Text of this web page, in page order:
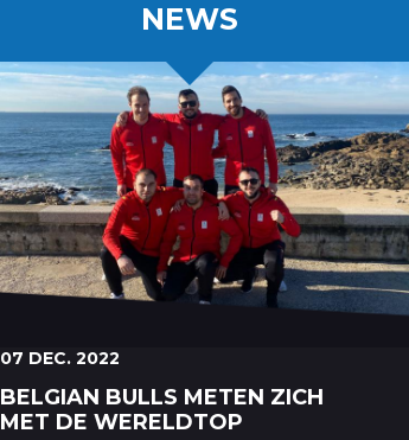
NEWS
07 DEC. 2022
BELGIAN BULLS METEN ZICH
MET DE WERELDTOP